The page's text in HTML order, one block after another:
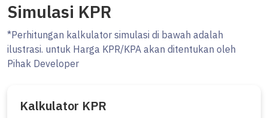
Simulasi KPR
*Perhitungan kalkulator simulasi di bawah adalah
ilustrasi. untuk Harga KPR/KPA akan ditentukan oleh
Pihak Developer
Kalkulator KPR